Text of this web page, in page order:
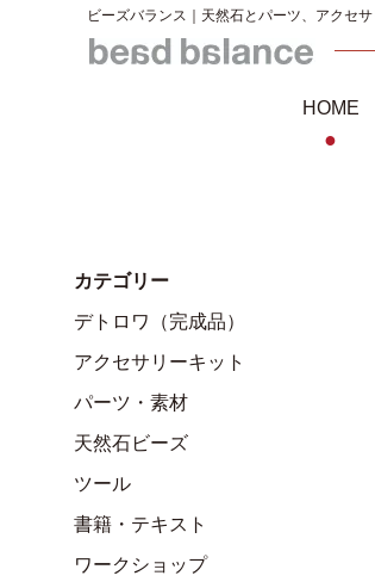
ビーズバランス｜天然石とパーツ、アクセ
HOME
●
カテゴリー
デトロワ（完成品）
アクセサリーキット
パーツ・素材
天然石ビーズ
ツール
書籍・テキスト
ワークショップ